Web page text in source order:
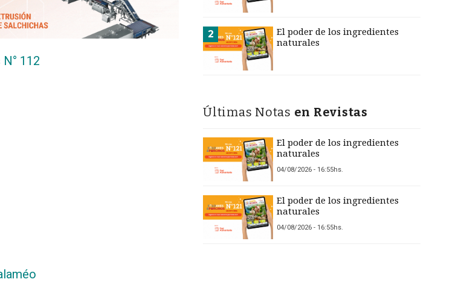
112
2
El poder de los ingredientes
naturales
Últimas Notas en Revistas
El poder de los ingredientes
naturales
04/08/2026 - 16:55hs.
El poder de los ingredientes
naturales
04/08/2026 - 16:55hs.